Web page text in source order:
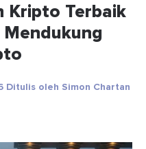
Kripto Terbaik
Ditulis oleh Simon Chartan